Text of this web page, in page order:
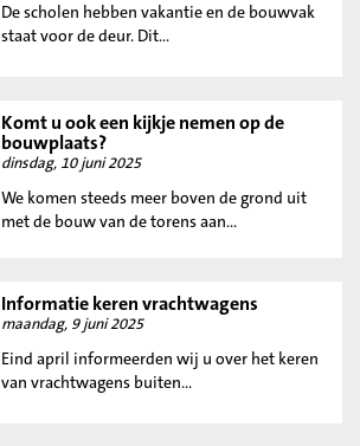
De scholen hebben vakantie en de bouwvak
staat voor de deur. Dit...
Komt u ook een kijkje nemen op de
bouwplaats?
dinsdag, 10 juni 2025
We komen steeds meer boven de grond uit
met de bouw van de torens aan...
Informatie keren vrachtwagens
maandag, 9 juni 2025
Eind april informeerden wij u over het keren
van vrachtwagens buiten...